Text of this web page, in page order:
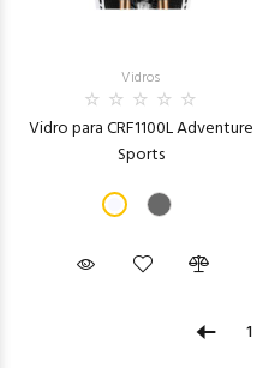
Vidros
Vidro para CRF1100L Adventure
Sports
1